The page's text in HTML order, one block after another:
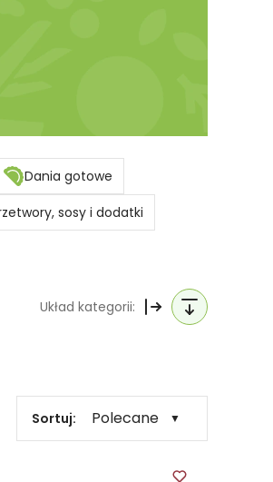
Dania gotowe
sosy i dodatki
Układ kategorii:
Sortuj: Polecane ▼